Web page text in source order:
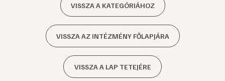
VISSZA A KATEGÓRIÁHOZ
VISSZA AZ INTÉZMÉNY FŐLAPJÁRA
VISSZA A LAP TETEJÉRE